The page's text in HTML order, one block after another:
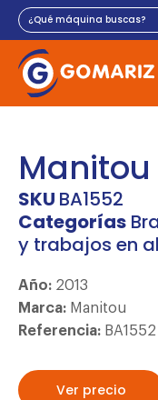
Manitou
SKU BA1552
Categorías
y trabajos en
Año: 2013
Marca: Manitou
Referencia: BA1552
Ver precio